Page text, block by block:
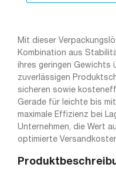
Mit dieser
Kombination aus
ihres geringen Gewichts
zuverlässigen
sicheren sowie
Gerade für leichte bis
maximale Effizienz bei
Unternehmen, die Wert
optimierte